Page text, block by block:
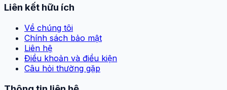
Liên kết hữu ích
Về chúng tôi
Chính sách bảo mật
Liên hệ
Điều khoản và điều kiện
Câu hỏi thường gặp